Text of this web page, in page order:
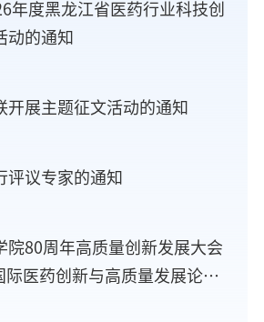
年度黑龙江省医药行业科技创
动的通知
开展主题征文活动的通知
评议专家的通知
80周年高质量创新发展大会
医药创新与高质量发展论